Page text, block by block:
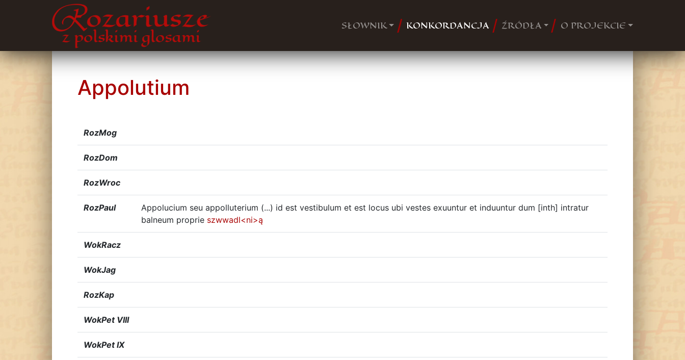
SŁOWNIK KONKORDANCJA ŹRÓDŁA O PROJEKCIE
Appolutium
RozMog
RozDom
RozWroc
RozPaul
Appolucium seu appolluterium (...) id est vestibulum et est locus ubi vestes exuuntur et induuntur dum [inth] intratur
balneum proprie szwwadl<ni>ą
WokRacz
WokJag
RozKap
WokPet VIII
WokPet IX